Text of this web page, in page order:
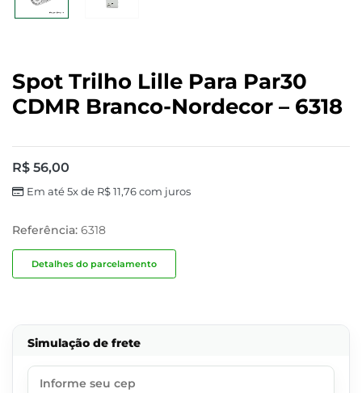
Spot Trilho Lille Para Par30
CDMR Branco-Nordecor – 6318
R$ 56,00
Em até 5x de R$11,76com juros
Referência: 6318
Detalhes do parcelamento
Simulação de frete